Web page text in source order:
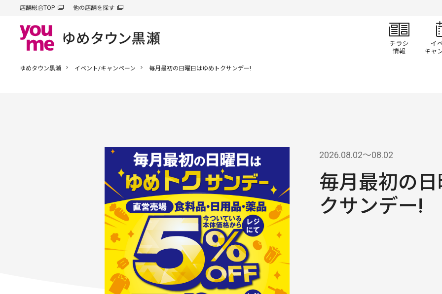
店舗総合TOP 他の店舗を探す
チラ
ゆめタウン黒瀬 イベント/キャンペーン 毎月最初の日曜日はゆめトクサンデー!
2026.08.02〜08.02
毎月最初の
クサンデー!